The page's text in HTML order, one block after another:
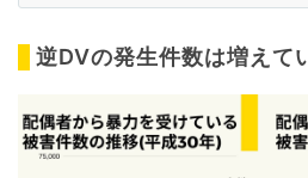
逆DVの発生件数は増えて